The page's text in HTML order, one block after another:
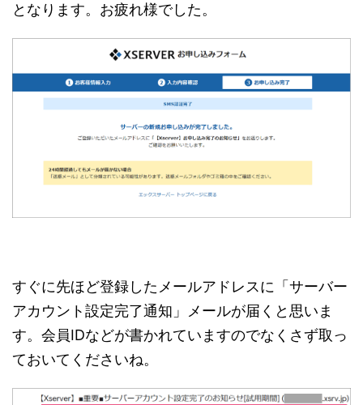
となります。お疲れ様でした。
すぐに先ほど登録したメールアドレスに「サーバー
アカウント設定完了通知」メールが届くと思いま
す。会員IDなどが書かれていますのでなくさず取っ
ておいてくださいね。